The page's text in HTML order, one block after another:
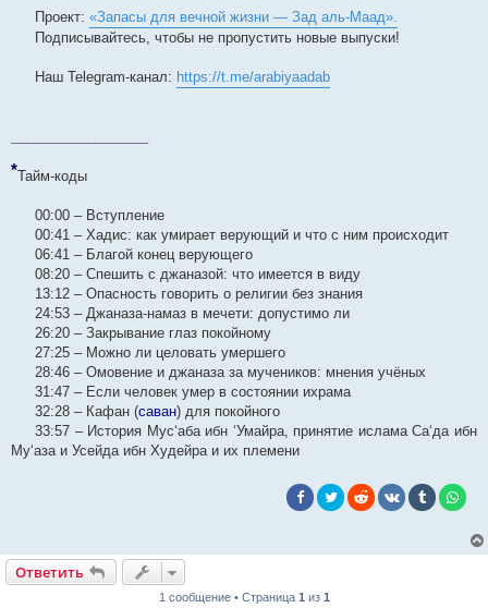
Проект: «Запасы для вечной жизни — Зад аль-Маад».
Подписывайтесь, чтобы не пропустить новые выпуски!
Наш Telegram-канал: https://t.me/arabiyaadab
*Тайм-коды
00:00 – Вступление
00:41 – Хадис: как умирает верующий и что с ним происходит
06:41 – Благой конец верующего
08:20 – Спешить с джаназой: что имеется в виду
13:12 – Опасность говорить о религии без знания
24:53 – Джаназа-намаз в мечети: допустимо ли
26:20 – Закрывание глаз покойному
27:25 – Можно ли целовать умершего
28:46 – Омовение и джаназа за мучеников: мнения учёных
31:47 – Если человек умер в состоянии ихрама
32:28 – Кафан (саван) для покойного
33:57 – История Мус‘аба ибн ‘Умайра, принятие ислама Са‘да ибн
Му‘аза и Усейда ибн Худейра и их племени
Ответить
1 сообщение • Страница 1 из 1